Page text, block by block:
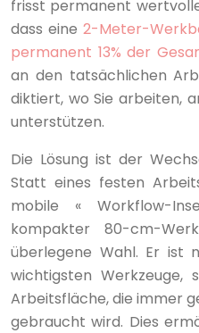
frisst permanent
dass eine 2-Meter-
permanent 13% der
an den tatsächlichen
diktiert, wo Sie arbeiten,
unterstützen.
Die Lösung ist der
Statt eines festen
mobile « Workflow-
kompakter 80-cm-
überlegene Wahl. Er ist
wichtigsten Werkzeuge,
Arbeitsfläche, die immer
gebraucht wird. Dies